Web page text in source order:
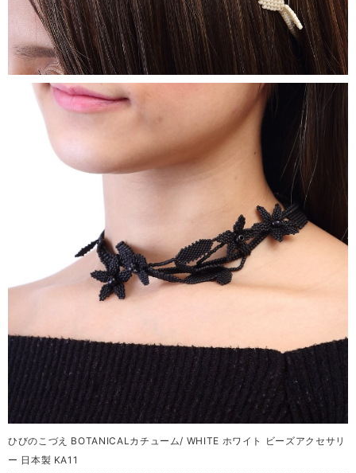
ひびのこづえ BOTANICALカチューム/ WHITE ホワイト ビーズアクセサリ
ー 日本製 KA11